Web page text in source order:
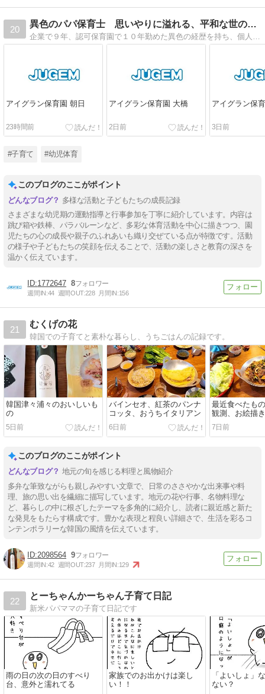
20
異色のパパ保育士 思いやりに溢れる、平和な世の中をつくりたい
アイグラン保育園 朝日
23時間前
アイグラン保育園 大橋
2日前
アイグラン保
3日前
#子育て #幼児体育
このブログのここがポイント
多様な活動と子どもたちの成長記録
さまざまな幼児期の運動指導と行事参加を丁寧に紹介しています。内容は
跳び箱や鉄棒、パラバルーンなど、多彩な体育活動を中心に描きつつ、園
児たちの心の成長や親子のふれあいも織り交ぜている点が特徴です。活動
の様子や子どもたちの笑顔を伝えることで、活動の楽しさと教育の深さを
温かく伝えています。
1772647 8
週間IN:44 週間OUT:228 月間IN:156
21
むくげの花
韓国での子育てと素朴な暮らし、うちごはんの記録です。
韓国津々浦々のおいしいも
の
5日前
バインセオ、紅茶のパンナ
コッタ、おうちイタリアン
6日前
最近食べたも
観測、お絵描
7日前
このブログのここがポイント
地元の旬を感じる料理と風物紹介
多弁な筆致ながらも親しみやすい文章で、日常のささやかな出来事や料
理、旅の思い出を繊細に描写しています。地元の花や行事、名物料理な
ど、暮らしの中に根ざしたテーマを多角的に紹介し、読者に親近感と新た
な発見をもたらす構成です。豊かな表現と程良い詳細さで、生活を彩るコ
ンテンポラリーな韓国の風情を伝えています。
2098564 9
週間IN:42 週間OUT:237 月間IN:129
22
とーちゃんかーちゃん子育て日記
新米パパママの子育て日記です
雨の日の次の日のすべり
台、意外と濡れてる
家族でのお出かけは楽し
い！！
「よいしょ」
ない？